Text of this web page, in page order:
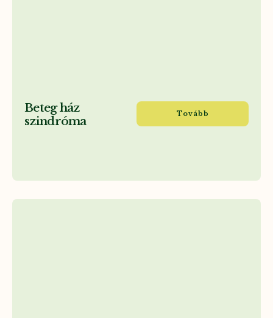
Beteg ház
szindróma
Tovább